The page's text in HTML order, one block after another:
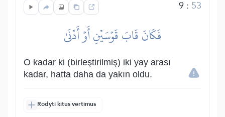
9: 53
فَكَانَ قَابَ قَوۡسَيۡنِ أَوۡ أَدۡنَىٰ
O kadar ki (birleştirilmiş) iki yay arası
kadar, hatta daha da yakın oldu.
Rodyti kitus vertimus